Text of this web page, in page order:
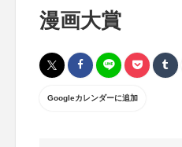
漫画大賞
Googleカレンダーに追加